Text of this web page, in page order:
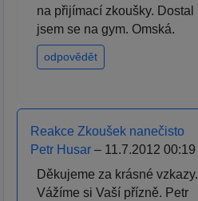
na přijímací zkoušky. Dostal
jsem se na gym. Omská.
odpovědět
Reakce Zkoušek nanečisto
Petr Husar – 11.7.2012 00:19
Děkujeme za krásné vzkazy.
Vážíme si Vaší přízně. Petr